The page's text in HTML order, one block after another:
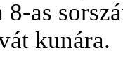
8-as
kunára.